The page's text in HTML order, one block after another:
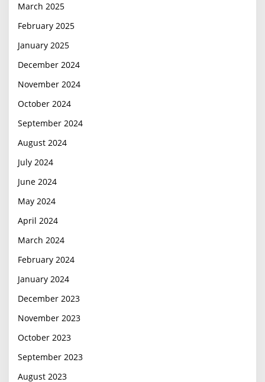
March 2025
February 2025
January 2025
December 2024
November 2024
October 2024
September 2024
August 2024
July 2024
June 2024
May 2024
April 2024
March 2024
February 2024
January 2024
December 2023
November 2023
October 2023
September 2023
August 2023